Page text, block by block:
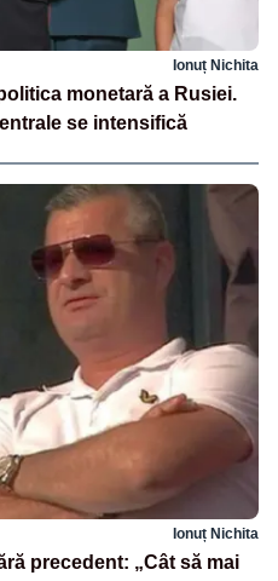
Ionuț Nichita
monetară a Rusiei.
se intensifică
Ionuț Nichita
precedent: „Cât să mai